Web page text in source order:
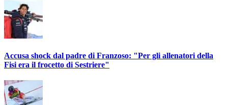
Accusa shock dal padre di Franzoso: "Per gli allenatori della
Fisi era il frocetto di Sestriere"